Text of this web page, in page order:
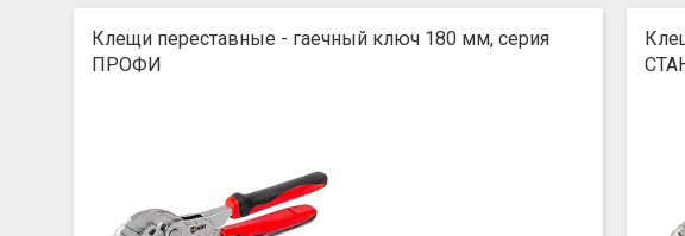
Клещи переставные - гаечный ключ 180 мм, серия
ПРОФИ